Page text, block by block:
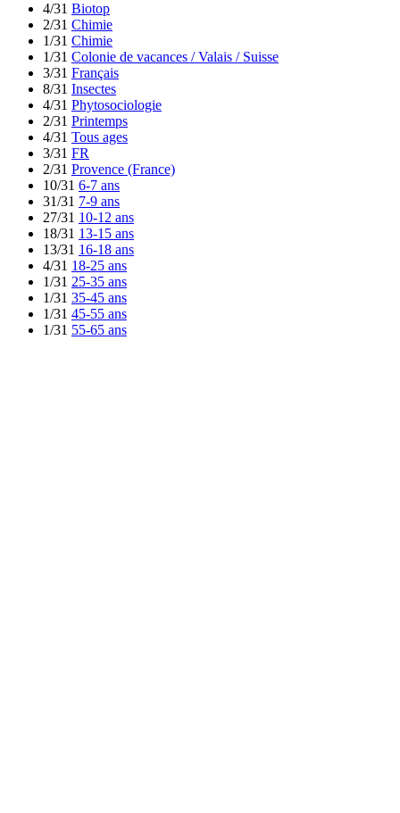
4/31 Biotop
2/31 Chimie
1/31 Chimie
1/31 Colonie de vacances / Valais / Suisse
3/31 Français
8/31 Insectes
4/31 Phytosociologie
2/31 Printemps
4/31 Tous ages
3/31 FR
2/31 Provence (France)
10/31 6-7 ans
31/31 7-9 ans
27/31 10-12 ans
18/31 13-15 ans
13/31 16-18 ans
4/31 18-25 ans
1/31 25-35 ans
1/31 35-45 ans
1/31 45-55 ans
1/31 55-65 ans